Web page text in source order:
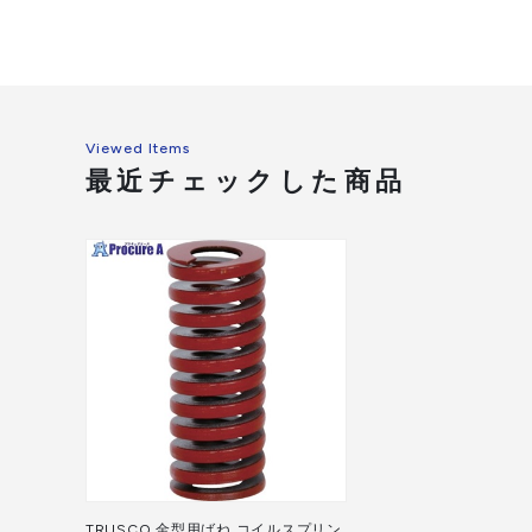
Viewed Items
最近チェックした商品